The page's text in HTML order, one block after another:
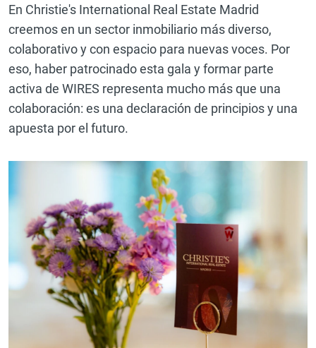
En Christie's International Real Estate Madrid
creemos en un sector inmobiliario más diverso,
colaborativo y con espacio para nuevas voces. Por
eso, haber patrocinado esta gala y formar parte
activa de WIRES representa mucho más que una
colaboración: es una declaración de principios y una
apuesta por el futuro.